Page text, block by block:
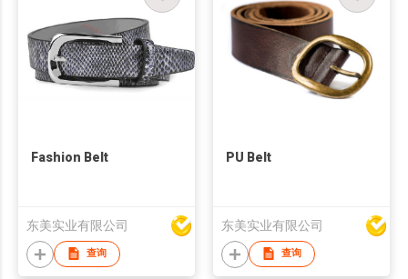
Fashion Belt
东美实业有限公司
查询
PU Belt
东美实业有限公司
查询